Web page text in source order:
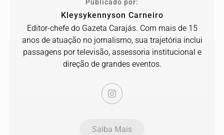
Publicado por:
Kleysykennyson Carneiro
Editor-chefe do Gazeta Carajás. Com mais de 15
anos de atuação no jornalismo, sua trajetória inclui
passagens por televisão, assessoria institucional e
direção de grandes eventos.
Saiba Mais